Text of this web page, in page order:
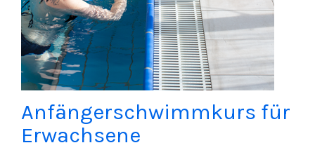
Anfängerschwimmkurs für
Erwachsene